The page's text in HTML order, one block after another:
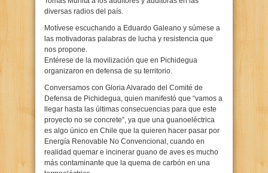
diversas radios del país.
Motívese escuchando a Eduardo Galeano y súmese a
las motivadoras palabras de lucha y resistencia que
nos propone.
Entérese de la movilización que en Pichidegua
organizaron en defensa de su territorio.
Conversamos con Gloria Alvarado del Comité de
Defensa de Pichidegua, quien manifestó que “vamos a
llegar hasta las últimas consecuencias para que este
proyecto no se concrete”, ya que una guanoeléctrica
es algo único en Chile que la quieren hacer pasar por
Energía Renovable No Convencional, cuando en
realidad quemar e incinerar guano de aves es mucho
más contaminante que la quema de carbón en una